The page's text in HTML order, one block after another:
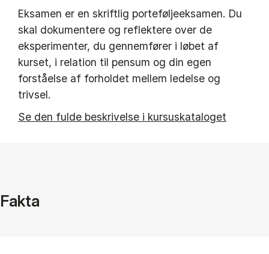
Eksamen er en skriftlig porteføljeeksamen. Du
skal dokumentere og reflektere over de
eksperimenter, du gennemfører i løbet af
kurset, i relation til pensum og din egen
forståelse af forholdet mellem ledelse og
trivsel.
Se den fulde beskrivelse i kursuskataloget
Fakta